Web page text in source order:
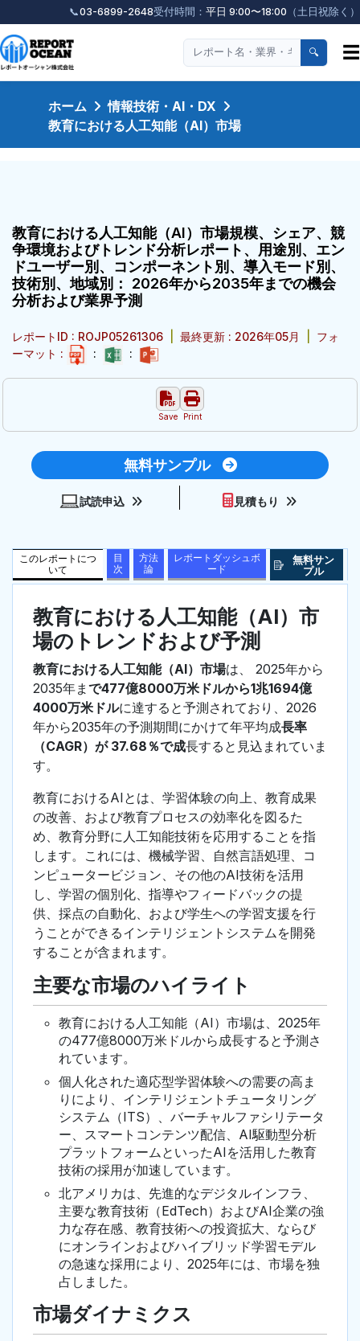
📞03-6899-2648受付時間： 平日 9:00〜18:00 （土日祝除く）
🔍 ☰
ホーム
情報技術・AI・DX
教育における人工知能（AI）市場
教育における人工知能（AI）市場規模、シェア、競
争環境およびトレンド分析レポート、用途別、エン
ドユーザー別、コンポーネント別、導入モード別、
技術別、地域別： 2026年から2035年までの機会
分析および業界予測
レポートID : ROJP05261306 最終更新 : 2026年05月
フォ
ーマット :
: :
Save Print
無料サンプル
試読申込 見積もり
このレポートにつ
いて
目
次
方法
論
レポートダッシュボ
ード
無料サン
プル
教育における人工知能（AI）市
場のトレンドおよび予測
教育における人工知能（AI）市場は、 2025年から
2035年ま で477億8000万米ドルから1兆1694億
4000万米ドルに達すると予測されており、2026
年から2035年の予測期間にかけて年平均成長率
（CAGR）が 37.68％で成長すると見込まれていま
す。
教育におけるAIとは、学習体験の向上、教育成果
の改善、および教育プロセスの効率化を図るた
め、教育分野に人工知能技術を応用することを指
します。これには、機械学習、自然言語処理、コ
ンピュータービジョン、その他のAI技術を活用
し、学習の個別化、指導やフィードバックの提
供、採点の自動化、および学生への学習支援を行
うことができるインテリジェントシステムを開発
することが含まれます。
主要な市場のハイライト
教育における人工知能（AI）市場は、2025年
の477億8000万米ドルから成長すると予測さ
れています。
個人化された適応型学習体験への需要の高ま
りにより、インテリジェントチュータリング
システム（ITS）、バーチャルファシリテータ
ー、スマートコンテンツ配信、AI駆動型分析
プラットフォームといったAIを活用した教育
技術の採用が加速しています。
北アメリカは、先進的なデジタルインフラ、
主要な教育技術（EdTech）およびAI企業の強
力な存在感、教育技術への投資拡大、ならび
にオンラインおよびハイブリッド学習モデル
の急速な採用により、2025年には、市場を独
占しました。
市場ダイナミクス